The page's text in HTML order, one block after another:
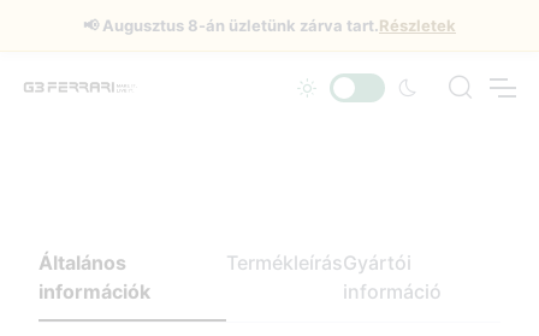
📢Augusztus 8-án üzletünk zárva tart.Részletek
Általános
információk
TermékleírásGyártói
információ